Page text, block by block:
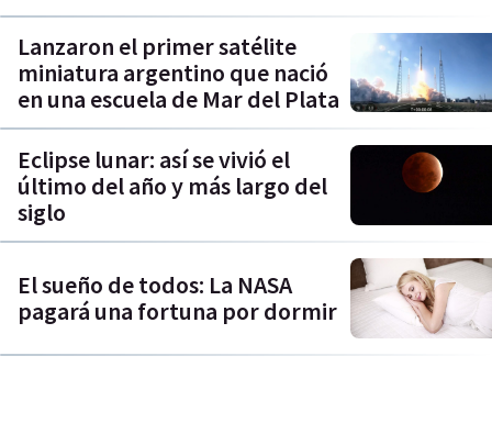
Lanzaron el primer satélite
miniatura argentino que nació
en una escuela de Mar del Plata
Eclipse lunar: así se vivió el
último del año y más largo del
siglo
El sueño de todos: La NASA
pagará una fortuna por dormir